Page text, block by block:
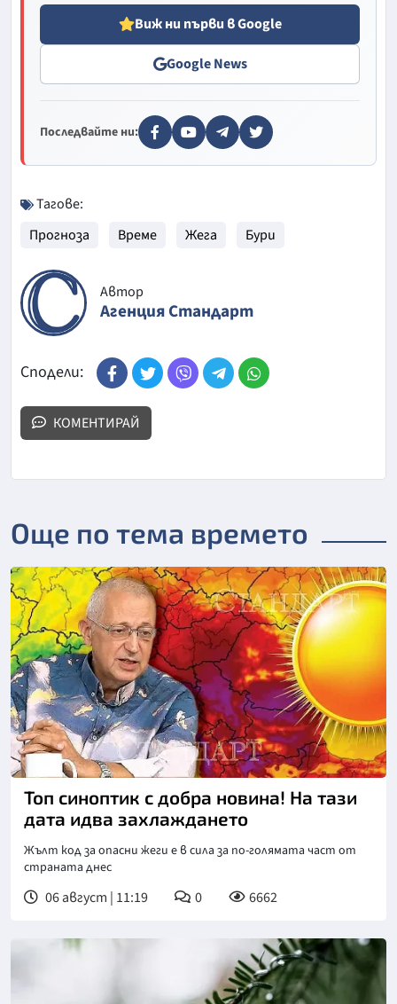
Виж ни първи в Google
Google News
Последвайте ни:
Тагове:
Прогноза
Време Жега Бури
Автор
Агенция Стандарт
Сподели:
КОМЕНТИРАЙ
Още по тема времето
Топ синоптик с добра новина! На тази
дата идва захлаждането
Жълт код за опасни жеги е в сила за по-голямата част от
страната днес
06 август | 11:19 0 6662